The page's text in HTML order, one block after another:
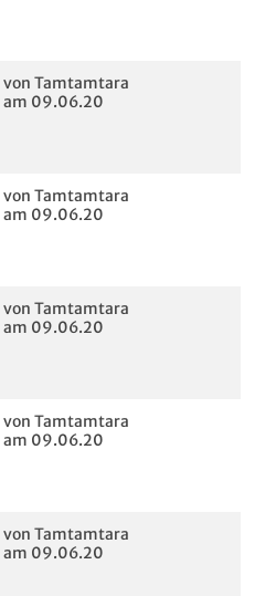
von Tamtamtara
am 09.06.20
von Tamtamtara
am 09.06.20
von Tamtamtara
am 09.06.20
von Tamtamtara
am 09.06.20
von Tamtamtara
am 09.06.20